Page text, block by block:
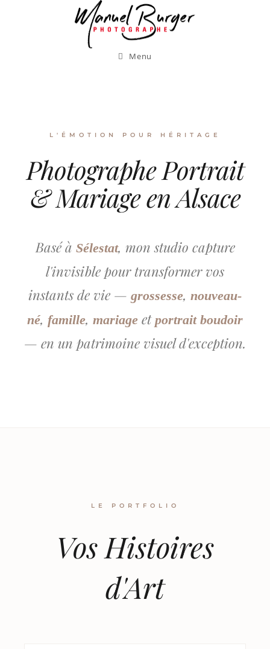
Menu
L'ÉMOTION POUR HÉRITAGE
Photographe Portrait
& Mariage en Alsace
Basé à Sélestat, mon studio capture
l'invisible pour transformer vos
instants de vie — grossesse, nouveau-
né, famille, mariage et portrait boudoir
— en un patrimoine visuel d'exception.
LE PORTFOLIO
Vos Histoires
d'Art